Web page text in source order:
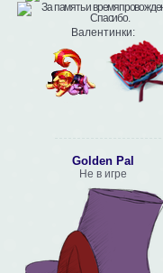
Валентинки:
Golden Pal
Не в игре